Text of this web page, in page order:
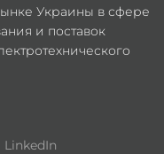
Украины в сфере
и поставок
LinkedIn